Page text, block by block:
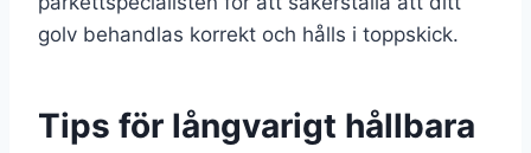
golv behandlas korrekt och hålls i toppskick.
Tips för långvarigt hållbara